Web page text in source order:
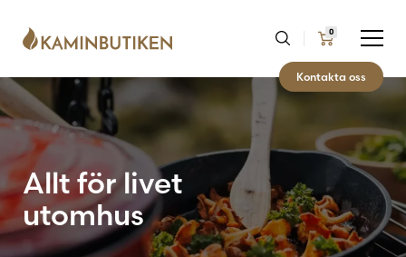
0
Kontakta oss
Allt för livet
utomhus
Komplett Monterat & Klart för
endast 39.990:- efter ROT-
avdrag